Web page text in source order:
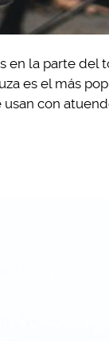
en la parte del
es el más
con